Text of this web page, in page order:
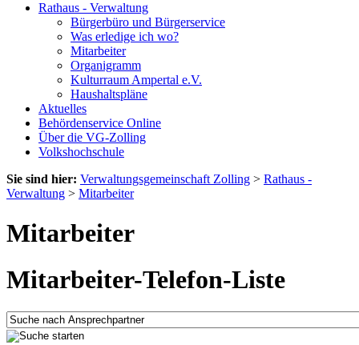
Rathaus - Verwaltung
Bürgerbüro und Bürgerservice
Was erledige ich wo?
Mitarbeiter
Organigramm
Kulturraum Ampertal e.V.
Haushaltspläne
Aktuelles
Behördenservice Online
Über die VG-Zolling
Volkshochschule
Sie sind hier: Verwaltungsgemeinschaft Zolling > Rathaus -
Verwaltung > Mitarbeiter
Mitarbeiter
Mitarbeiter-Telefon-Liste